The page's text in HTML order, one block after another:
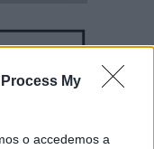
My
o accedemos a